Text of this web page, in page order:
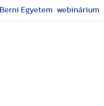
Berni Egyetem webinárium